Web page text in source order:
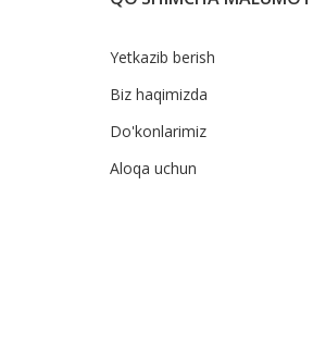
Yetkazib berish
Biz haqimizda
Do'konlarimiz
Aloqa uchun